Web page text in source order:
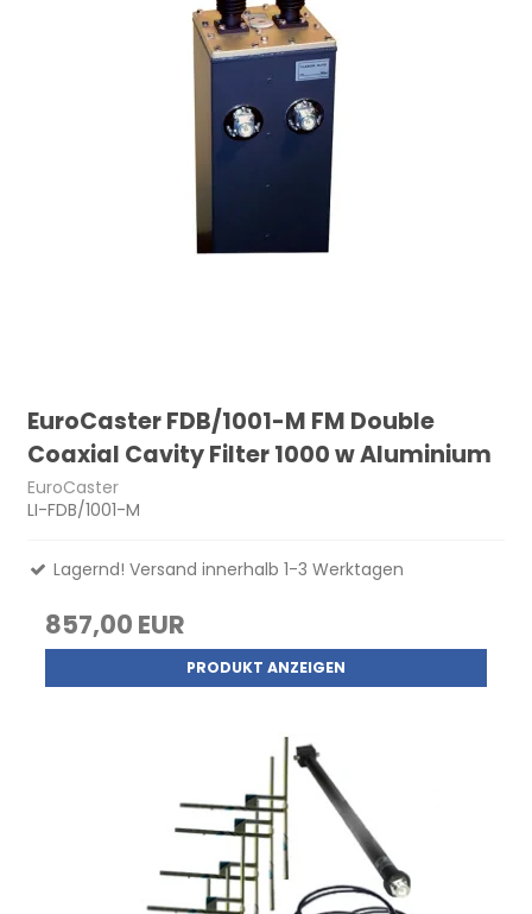
EuroCaster FDB/1001-M FM Double
Coaxial Cavity Filter 1000 w Aluminium
EuroCaster
LI-FDB/1001-M
Lagernd! Versand innerhalb 1-3 Werktagen
857,00 EUR
PRODUKT ANZEIGEN